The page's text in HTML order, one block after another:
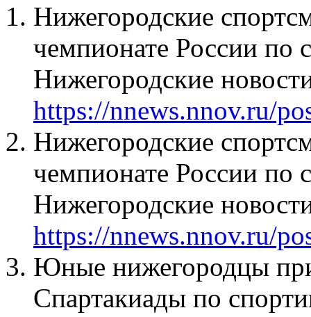
Нижегородские
чемпионате России по
Нижегородские
https://nnews.nnov.ru/
Нижегородские
чемпионате России по
Нижегородские
https://nnews.nnov.ru/
Юные нижегородцы
Спартакиады по